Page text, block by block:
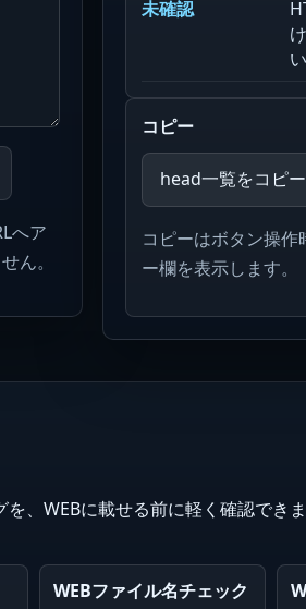
へア
ん。
未確認
い
コピー
head一覧をコピー
コピーはボタン操
ー欄を表示します。
、WEBに載せる前に軽く確認でき
WEBファイル名チェック